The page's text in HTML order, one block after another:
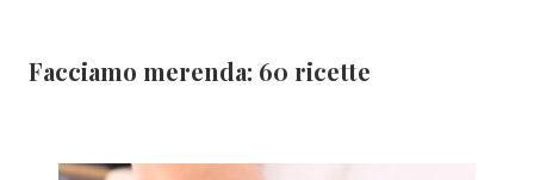
Facciamo merenda: 60 ricette